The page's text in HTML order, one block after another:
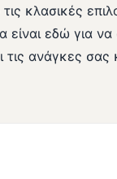
κλασικές
είναι εδώ για
τις ανάγκες